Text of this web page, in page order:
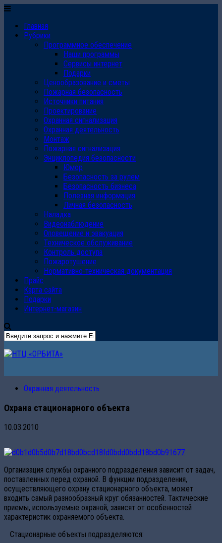
Главная
Рубрики
Программное обеспечение
Наши программы
Сервисы интернет
Подарки
Ценообразование и сметы
Пожарная безопасность
Источники питания
Проектирование
Охранная сигнализация
Охранная деятельность
Монтаж
Пожарная сигнализация
Энциклопедия безопасности
Юмор
Безопасность за рулем
Безопасность бизнеса
Полезная информация
Личная безопасность
Наладка
Видеонаблюдение
Оповещение и эвакуация
Техническое обслуживание
Контроль доступа
Пожаротушение
Нормативно-техническая документация
Прайс
Карта сайта
Подарки
Интернет-магазин
Охранная деятельность
Охрана стационарного объекта
10.03.2010
Организация службы охранного подразделения зависит от задач,
поставленных перед охраной. В функции подразделения,
осуществляющего охрану стационарного объекта, может
входить самый разнообразный круг обязанностей. Тактические
приемы, используемые охраной, зависят от особенностей
характеристик охраняемого объекта.
Стационарные объекты подразделяются: